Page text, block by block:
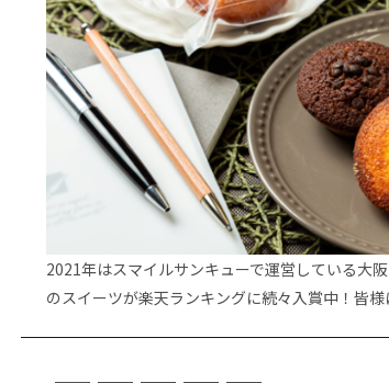
2021年はスマイルサンキューで運営している大
のスイーツが楽天ランキングに続々入賞中！皆